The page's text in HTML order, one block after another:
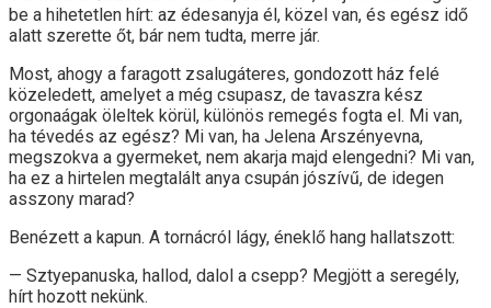
be a hihetetlen hírt: az édesanyja él, közel van, és egész idő
alatt szerette őt, bár nem tudta, merre jár.
Most, ahogy a faragott zsalugáteres, gondozott ház felé
közeledett, amelyet a még csupasz, de tavaszra kész
orgonaágak öleltek körül, különös remegés fogta el. Mi van,
ha tévedés az egész? Mi van, ha Jelena Arszényevna,
megszokva a gyermeket, nem akarja majd elengedni? Mi van,
ha ez a hirtelen megtalált anya csupán jószívű, de idegen
asszony marad?
Benézett a kapun. A tornácról lágy, éneklő hang hallatszott:
— Sztyepanuska, hallod, dalol a csepp? Megjött a seregély,
hírt hozott nekünk.